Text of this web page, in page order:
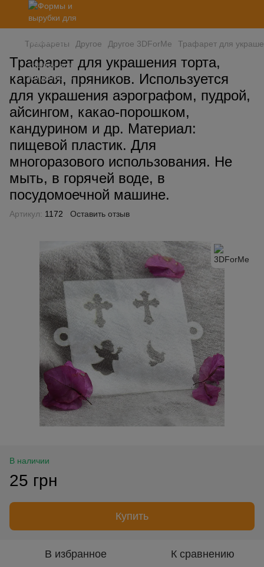
Трафареты Другое Другое 3DForMe Трафарет для
Трафарет для украшения торта,
каравая, пряников. Используется
для украшения аэрографом, пудрой,
айсингом, какао-порошком,
кандурином и др. Материал:
пищевой пластик. Для
многоразового использования. Не
мыть, в горячей воде, в
посудомоечной машине.
Артикул: 1172 Оставить отзыв
В наличии
25 грн
Купить
В избранное К сравнению